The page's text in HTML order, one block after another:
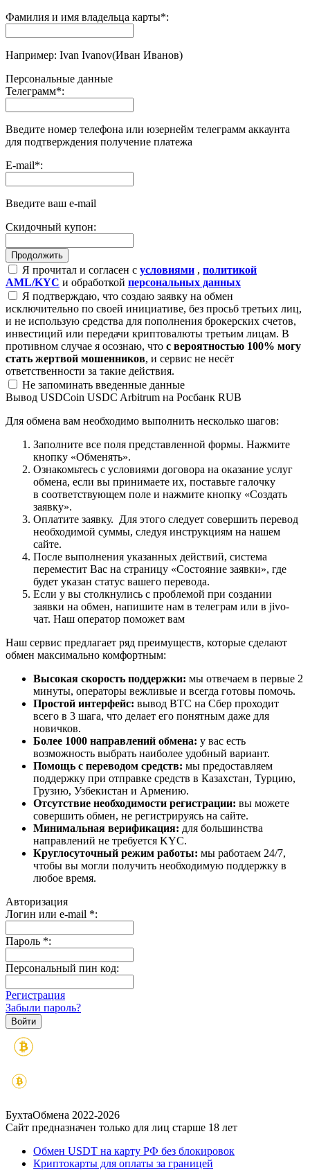
Фамилия и имя владельца карты*:
Например: Ivan Ivanov(Иван Иванов)
Персональные данные
Телеграмм*:
Введите номер телефона или юзернейм телеграмм аккаунта
для подтверждения получение платежа
E-mail*:
Введите ваш e-mail
Скидочный купон:
Я прочитал и согласен с условиями , политикой
AML/KYC и обработкой персональных данных
Я подтверждаю, что создаю заявку на обмен
исключительно по своей инициативе, без просьб третьих лиц,
и не использую средства для пополнения брокерских счетов,
инвестиций или передачи криптовалюты третьим лицам. В
противном случае я осознаю, что с вероятностью 100% могу
стать жертвой мошенников, и сервис не несёт
ответственности за такие действия.
Не запоминать введенные данные
Вывод USDCoin USDC Arbitrum на Росбанк RUB
Для обмена вам необходимо выполнить несколько шагов:
Заполните все поля представленной формы. Нажмите
кнопку «Обменять».
Ознакомьтесь с условиями договора на оказание услуг
обмена, если вы принимаете их, поставьте галочку
в соответствующем поле и нажмите кнопку «Создать
заявку».
Оплатите заявку. Для этого следует совершить перевод
необходимой суммы, следуя инструкциям на нашем
сайте.
После выполнения указанных действий, система
переместит Вас на страницу «Состояние заявки», где
будет указан статус вашего перевода.
Если у вы столкнулись с проблемой при создании
заявки на обмен, напишите нам в телеграм или в jivo-
чат. Наш оператор поможет вам
Наш сервис предлагает ряд преимуществ, которые сделают
обмен максимально комфортным:
Высокая скорость поддержки: мы отвечаем в первые 2
минуты, операторы вежливые и всегда готовы помочь.
Простой интерфейс: вывод BTC на Сбер проходит
всего в 3 шага, что делает его понятным даже для
новичков.
Более 1000 направлений обмена: у вас есть
возможность выбрать наиболее удобный вариант.
Помощь с переводом средств: мы предоставляем
поддержку при отправке средств в Казахстан, Турцию,
Грузию, Узбекистан и Армению.
Отсутствие необходимости регистрации: вы можете
совершить обмен, не регистрируясь на сайте.
Минимальная верификация: для большинства
направлений не требуется KYC.
Круглосуточный режим работы: мы работаем 24/7,
чтобы вы могли получить необходимую поддержку в
любое время.
Авторизация
Логин или e-mail *:
Пароль *:
Персональный пин код:
Регистрация
Забыли пароль?
БухтаОбмена 2022-2026
Сайт предназначен только для лиц старше 18 лет
Обмен USDT на карту РФ без блокировок
Криптокарты для оплаты за границей